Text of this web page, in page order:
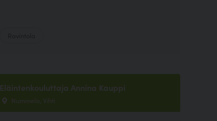
Eläintenkouluttaja Annina Kauppi
Nummela, Vihti